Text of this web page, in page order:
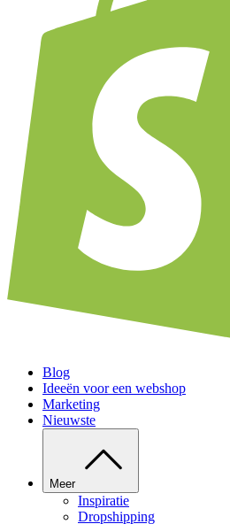
Blog
Ideeën voor een webshop
Marketing
Nieuwste
Meer
Inspiratie
Dropshipping